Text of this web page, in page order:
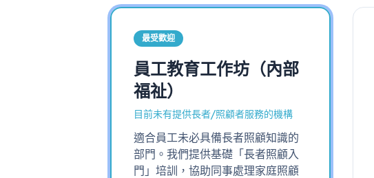
最受歡迎
員工教育工作坊（內部
福祉）
目前未有提供長者/照顧者服務的機構
適合員工未必具備長者照顧知識的
部門。我們提供基礎「長者照顧入
門」培訓，協助同事處理家庭照顧